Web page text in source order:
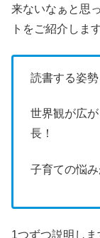
来ないなぁと思
トをご紹介します
読書する姿
世界観が広
長！
子育ての悩
1つずつ説明しま